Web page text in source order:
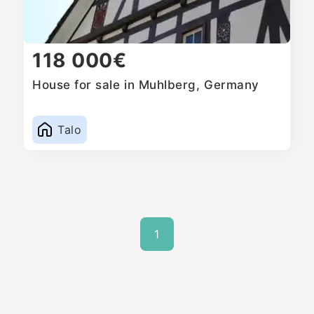
118 000€
House for sale in Muhlberg, Germany
Talo
1